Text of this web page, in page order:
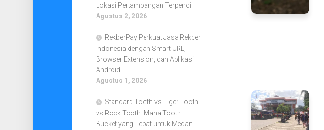
Lokasi Pertambangan Terpencil
Agustus 2, 2026
RekberPay Perkuat Jasa Rekber
Indonesia dengan Smart URL,
Browser Extension, dan Aplikasi
Android
Agustus 1, 2026
Standard Tooth vs Tiger Tooth
vs Rock Tooth: Mana Tooth
Bucket yang Tepat untuk Medan